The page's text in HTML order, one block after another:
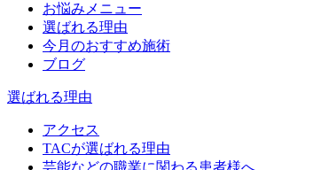
お悩みメニュー
選ばれる理由
今月のおすすめ施術
ブログ
選ばれる理由
アクセス
TACが選ばれる理由
芸能などの職業に関わる患者様へ